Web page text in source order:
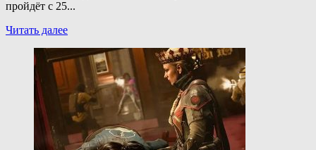
пройдёт с 25...
Читать далееПрочитать
Издатель
Stray
впервые
посетит
Tokyo
Game
Show